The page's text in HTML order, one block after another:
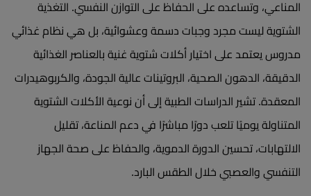
المناعي، وتساعده على الحفاظ على التوازن النفسي. التغذية
الشتوية ليست مجرد وجبات دسمة وعشوائية، بل هي نظام غذائي
مدروس يعتمد على اختيار أكلات شتوية غنية بالعناصر الغذائية
الدقيقة، الدهون الصحية، البروتينات عالية الجودة، والكربوهيدرات
المعقدة. تشير الدراسات الطبية إلى أن نوعية الأكلات الشتوية
المتناولة يوميًا تلعب دورًا مباشرًا في دعم المناعة، تقليل
الالتهابات، تحسين الدورة الدموية، والحفاظ على صحة الجهاز
التنفسي والعصبي خلال الطقس البارد.